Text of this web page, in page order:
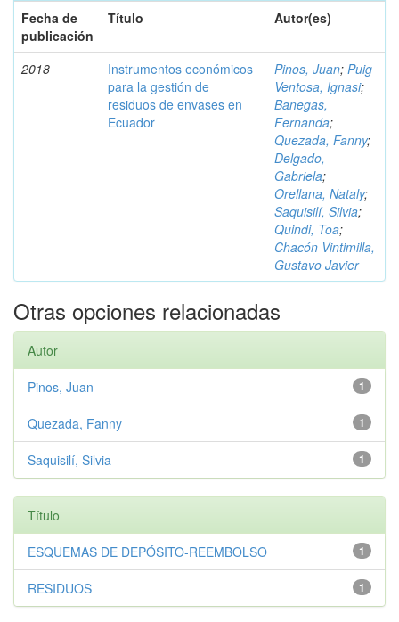
Fecha de
publicación
Título Autor(es)
2018
Instrumentos económicos
para la gestión de
residuos de envases en
Ecuador
Pinos, Juan; Puig
Ventosa, Ignasi;
Banegas,
Fernanda;
Quezada, Fanny;
Delgado,
Gabriela;
Orellana, Nataly;
Saquisilí, Silvia;
Quindi, Toa;
Chacón Vintimilla,
Gustavo Javier
Otras opciones relacionadas
Autor
1
Pinos, Juan
1
Quezada, Fanny
1
Saquisilí, Silvia
Título
1
ESQUEMAS DE DEPÓSITO-REEMBOLSO
1
RESIDUOS